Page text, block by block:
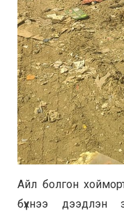
Айл болгон
бүхнээ дээдлэн